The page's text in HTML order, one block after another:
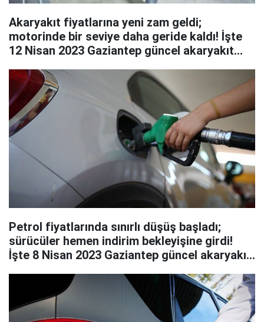
Akaryakıt fiyatlarına yeni zam geldi;
motorinde bir seviye daha geride kaldı! İşte
12 Nisan 2023 Gaziantep güncel akaryakıt
Petrol fiyatlarında sınırlı düşüş başladı;
sürücüler hemen indirim bekleyişine girdi!
İşte 8 Nisan 2023 Gaziantep güncel akaryakıt